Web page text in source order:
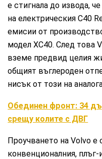
е стигнала до извода, че
на електрическия C40
емисии от
модел XC40. След това
вземе предвид целия
общият въглероден
нисък от този на
Обединен фронт: 34
срещу колите с ДВГ
Проучването на Volvo е
конвенционалния,